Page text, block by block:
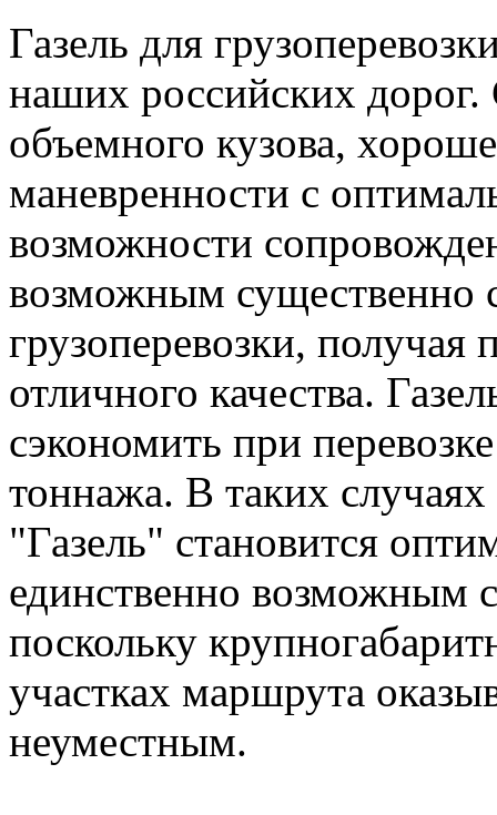
Газель для
наших российских дорог.
объемного кузова,
маневренности с
возможности
возможным существенно
грузоперевозки,
отличного качества.
сэкономить при
тоннажа. В таких случаях
"Газель" становится
единственно возможным
поскольку
участках маршрута
неуместным.